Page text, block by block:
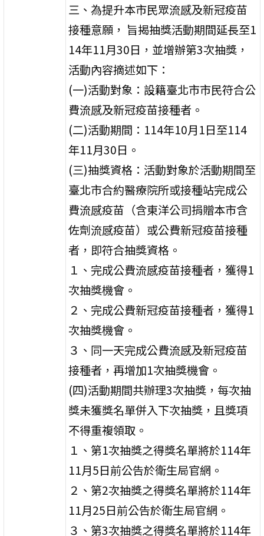
三、為提升本市民眾流感及新冠疫苗
接種意願， 旨揭抽獎活動期間延長至1
14年11月30日，並增辦第3次抽獎，
活動內容摘述如下：
(一)活動對象：設籍臺北市市民符合公
費流感及新冠疫苗接種者。
(二)活動期間：114年10月1日至114
年11月30日。
(三)抽獎資格：活動對象於活動期間至
臺北市合約醫療院所或接種站完成公
費流感疫苗（含東洋公司捐贈本市含
佐劑流感疫苗）或公費新冠疫苗接種
者，即符合抽獎資格。
１、完成公費流感疫苗接種者，獲得1
次抽獎機會。
２、完成公費新冠疫苗接種者，獲得1
次抽獎機會。
３、同一天完成公費流感及新冠疫苗
接種者，再增加1次抽獎機會。
(四)活動期間共辦理3次抽獎，每次抽
獎未獲獎名單併入下次抽獎，且獎項
不得重複領取。
１、第1次抽獎之得獎名單將於114年
11月5日前公告於衛生局官網。
２、第2次抽獎之得獎名單將於114年
11月25日前公告於衛生局官網。
３、第3次抽獎之得獎名單將於114年